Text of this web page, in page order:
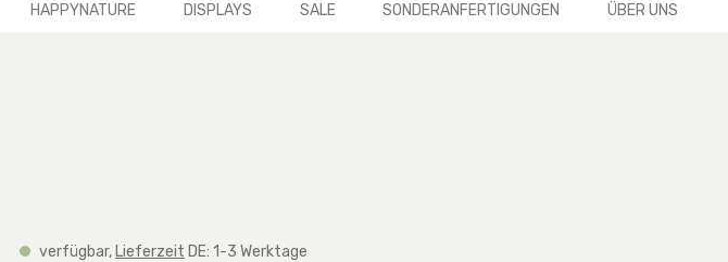
HAPPYNATURE DISPLAYS SALE SONDERANFERTIGUNGEN ÜBER UNS
verfügbar, Lieferzeit DE: 1-3 Werktage